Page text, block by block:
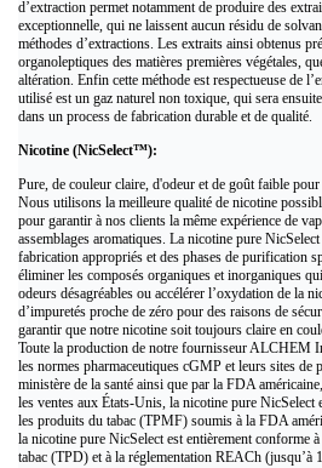
d’extraction permet notamment de produire des
exceptionnelle, qui ne laissent aucun résidu de
méthodes d’extractions. Les extraits ainsi obtenus
organoleptiques des matières premières végétales,
altération. Enfin cette méthode est respectueuse de
utilisé est un gaz naturel non toxique, qui sera
dans un process de fabrication durable et de qualité.
Nicotine (NicSelect™):
Pure, de couleur claire, d'odeur et de goût faible
Nous utilisons la meilleure qualité de nicotine
pour garantir à nos clients la même expérience de
assemblages aromatiques. La nicotine pure
fabrication appropriés et des phases de purification
éliminer les composés organiques et inorganiques
odeurs désagréables ou accélérer l’oxydation de la
d’impuretés proche de zéro pour des raisons de
garantir que notre nicotine soit toujours claire en
Toute la production de notre fournisseur ALCHEM
les normes pharmaceutiques cGMP et leurs sites de
ministère de la santé ainsi que par la FDA
les ventes aux États-Unis, la nicotine pure NicSelect
les produits du tabac (TPMF) soumis à la FDA
la nicotine pure NicSelect est entièrement conforme
tabac (TPD) et à la réglementation REACh (jusqu’à